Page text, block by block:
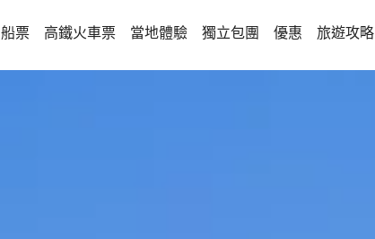
船票 高鐵火車票 當地體驗 獨立包團 優惠 旅遊攻略